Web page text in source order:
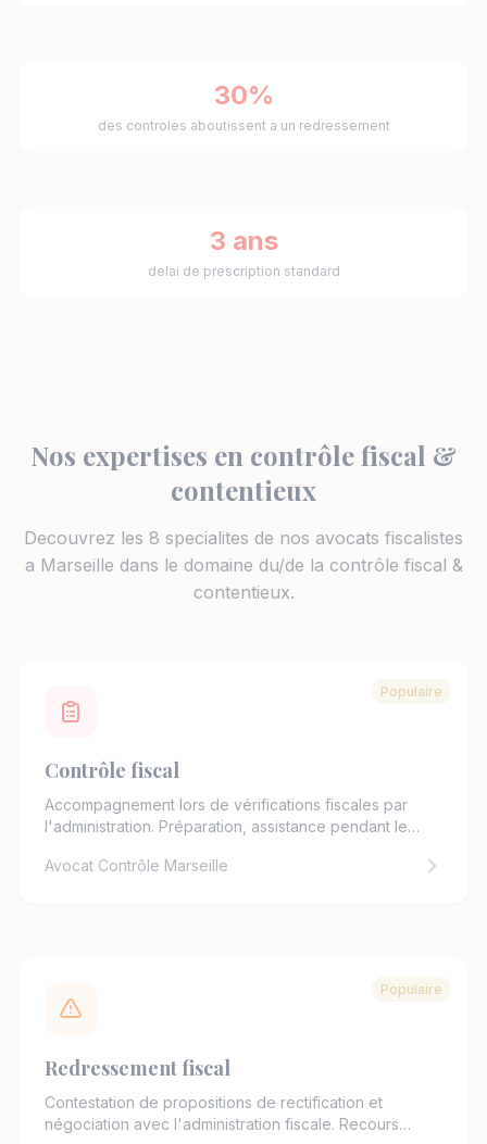
30%
des controles aboutissent a un redressement
3 ans
delai de prescription standard
Nos expertises en contrôle fiscal &
contentieux
Decouvrez les 8 specialites de nos avocats fiscalistes
a Marseille dans le domaine du/de la contrôle fiscal &
contentieux.
Populaire
Contrôle fiscal
Accompagnement lors de vérifications fiscales par
l'administration. Préparation, assistance pendant le
Avocat Contrôle Marseille
Populaire
Redressement fiscal
Contestation de propositions de rectification et
négociation avec l'administration fiscale. Recours